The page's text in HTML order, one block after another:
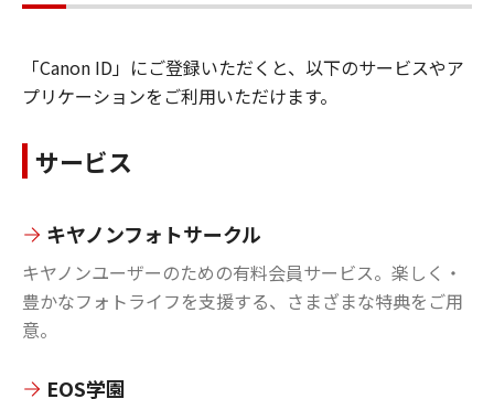
「Canon ID」にご登録いただくと、以下のサービスやア
プリケーションをご利用いただけます。
サービス
キヤノンフォトサークル
キヤノンユーザーのための有料会員サービス。楽しく・
豊かなフォトライフを支援する、さまざまな特典をご用
意。
EOS学園